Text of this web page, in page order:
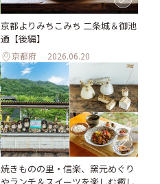
京都よりみちこみち 二条城＆御池
通【後編】
京都府 2026.06.20
焼きものの里・信楽、窯元めぐり